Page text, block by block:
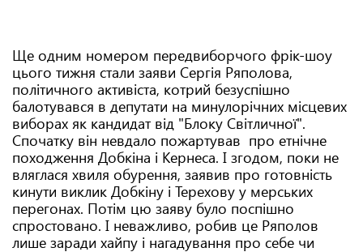
Ще одним номером передвиборчого фрік-шоу
цього тижня стали заяви Сергія Ряполова,
політичного активіста, котрий безуспішно
балотувався в депутати на минулорічних місцевих
виборах як кандидат від "Блоку Світличної".
Спочатку він невдало пожартував про етнічне
походження Добкіна і Кернеса. І згодом, поки не
вляглася хвиля обурення, заявив про готовність
кинути виклик Добкіну і Терехову у мерських
перегонах. Потім цю заяву було поспішно
спростовано. І неважливо, робив це Ряполов
лише заради хайпу і нагадування про себе чи